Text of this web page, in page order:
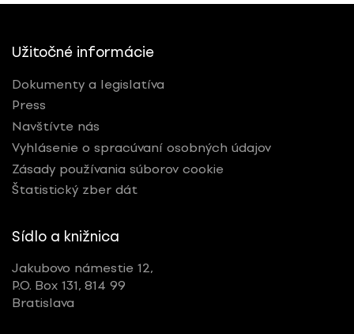
Užitočné informácie
Dokumenty a legislatíva
Press
Navštívte nás
Vyhlásenie o spracúvaní osobných údajov
Zásady používania súborov cookie
Štatistický zber dát
Sídlo a knižnica
Jakubovo námestie 12,
P.O. Box 131, 814 99
Bratislava